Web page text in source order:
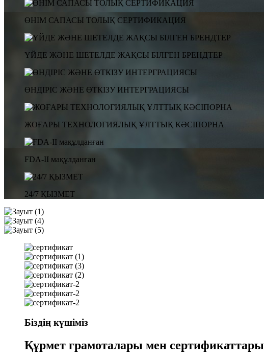
ӨНІМ САПАСЫ ТОЛЫҚ СЕРТИФИКАЦИЯ
ҮЙДЕ ЖӘНЕ ШЕТЕЛДЕ ЖАҚСЫ БІЛГЕН БРЕНДТЕР
ӨНДІРІС ЖӘНЕ ӨТКІЗУ ИНТЕРГРАЦИЯСЫ
ЖОҒАРЫ ТЕХНОЛОГИЯЛЫҚ ҰЛТТЫҚ КӘСІПОРНА
FDA-II мақұлданған
24/7 ҚЫЗМЕТ
Біздің күшіміз
Құрмет грамоталары мен сертификаттары